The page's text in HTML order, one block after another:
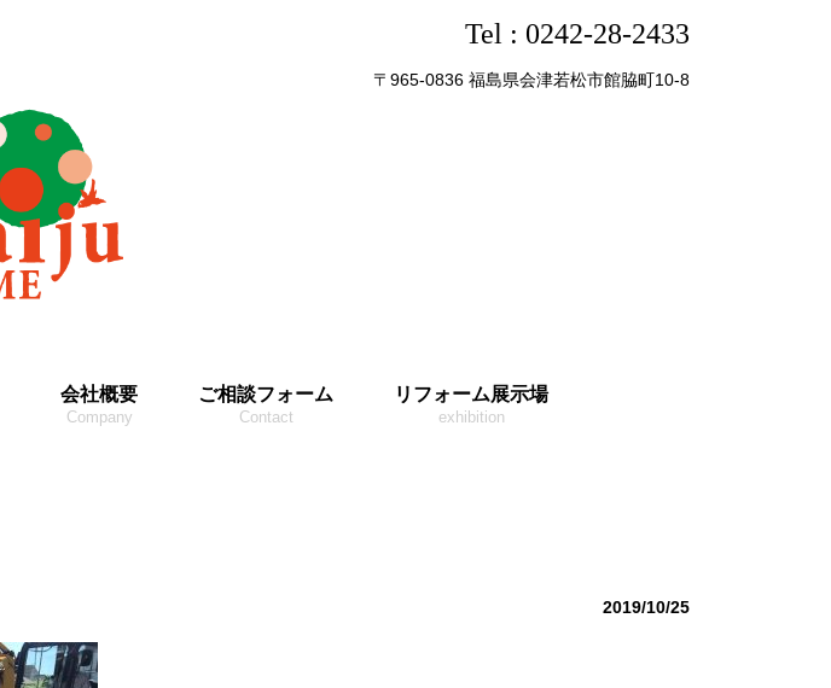
Tel : 0242-28-2433
〒965-0836 福島県会津若松市館脇町10-8
会社概要
Company
ご相談フォーム
Contact
リフォーム展示場
exhibition
2019/10/25